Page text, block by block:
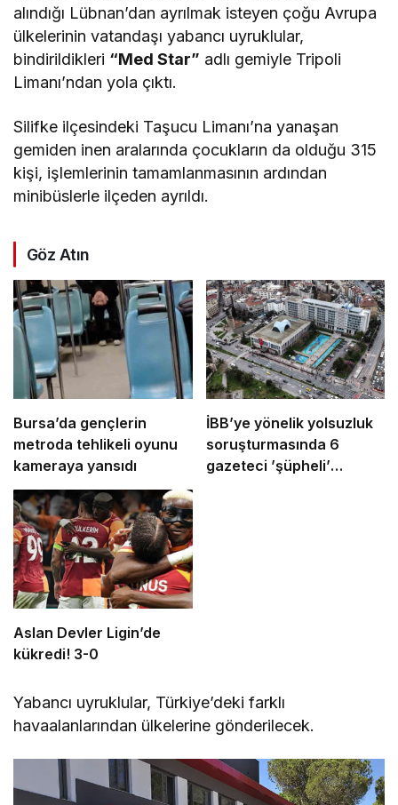
alındığı Lübnan’dan ayrılmak isteyen çoğu Avrupa
ülkelerinin vatandaşı yabancı uyruklular,
bindirildikleri “Med Star” adlı gemiyle Tripoli
Limanı’ndan yola çıktı.
Silifke ilçesindeki Taşucu Limanı’na yanaşan
gemiden inen aralarında çocukların da olduğu 315
kişi, işlemlerinin tamamlanmasının ardından
minibüslerle ilçeden ayrıldı.
Göz Atın
Bursa’da gençlerin
metroda tehlikeli oyunu
kameraya yansıdı
İBB’ye yönelik yolsuzluk
soruşturmasında 6
gazeteci ’şüpheli’
Aslan Devler Ligin’de
kükredi! 3-0
Yabancı uyruklular, Türkiye’deki farklı
havaalanlarından ülkelerine gönderilecek.